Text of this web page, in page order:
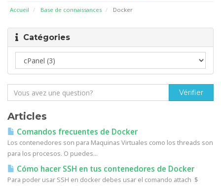
Accueil Base de connaissances Docker
Catégories
Articles
Comandos frecuentes de Docker
Los contenedores son para Maquinas Virtuales como los threads son
para los procesos. O puedes...
Cómo hacer SSH en tus contenedores de Docker
Para poder usar SSH en docker debes usar el comando attach $